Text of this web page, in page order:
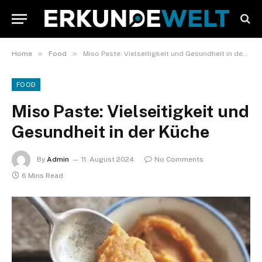
Home » Food » Miso Paste: Vielseitigkeit und Gesundheit in der Küche
FOOD
Miso Paste: Vielseitigkeit und
Gesundheit in der Küche
By Admin 11. August 2024
No Comments
6 Mins Read